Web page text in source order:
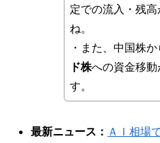
定での流入・残
ね。
・また、中国株か
ド株への資金移
す。
最新ニュース： ＡＩ相場